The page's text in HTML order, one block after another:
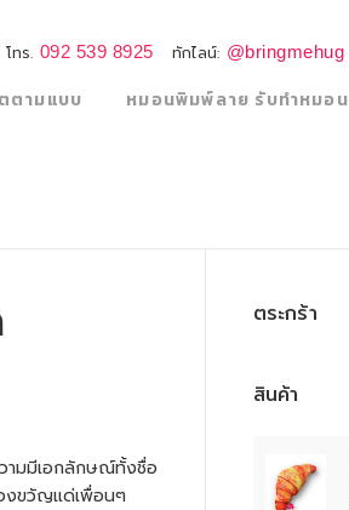
ทักไลน์: @bringmehug
โทร. 092 539 8925
ตามแบบ หมอนพิมพ์ลาย รับทำหมอน
ามมีเอกลักษณ์ทั้งชื่อ
งขวัญแด่เพื่อนๆ
ตระกร้า
สินค้า